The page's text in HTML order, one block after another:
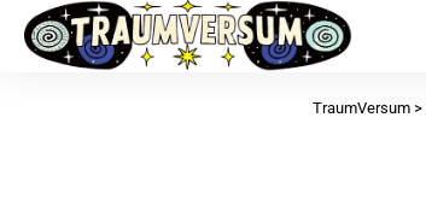
TraumVersum>